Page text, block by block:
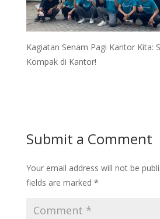
Kagiatan Senam Pagi Kantor Kita:
Kompak di Kantor!
Submit a Comment
Your email address will not be
fields are marked *